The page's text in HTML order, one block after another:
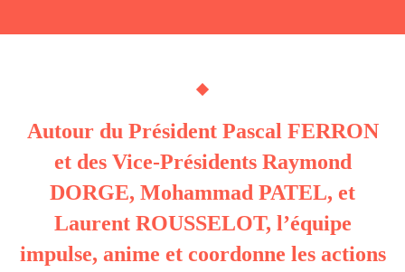
Autour du Président Pascal FERRON
et des Vice-Présidents Raymond
DORGE, Mohammad PATEL, et
Laurent ROUSSELOT, l’équipe
impulse, anime et coordonne les actions